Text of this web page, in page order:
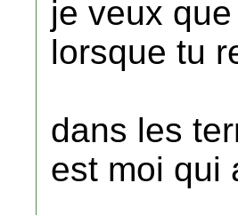
je veux
lorsque tu
dans les
est moi qui